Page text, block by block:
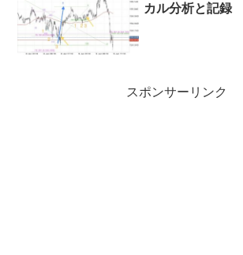
カル分析と記録
スポンサーリンク